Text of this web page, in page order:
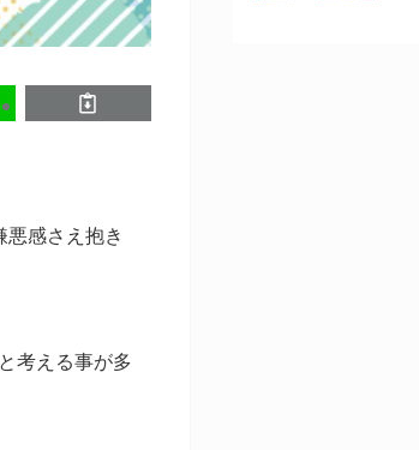
感さえ抱き
考える事が多